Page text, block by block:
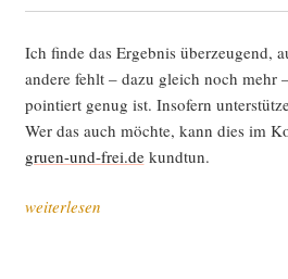
Ich fin­de das Ergeb­nis über­zeu­gend,
ande­re fehlt – dazu gleich noch mehr
poin­tiert genug ist. Inso­fern
Wer das auch möch­te, kann dies im
gruen-und-frei.dekundtun.
„Frei­
weiterlesen